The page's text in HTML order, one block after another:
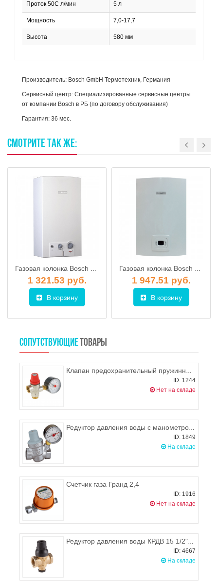
Проток 50С л/мин 5 л
Мощность 7,0-17,7
Высота 580 мм
Производитель: Bosch GmbH Термотехник, Германия
Сервисный центр: Специализированные сервисные центры
от компании Bosch в РБ (по договору обслуживания)
Гарантия: 36 мес.
СМОТРИТЕ ТАКЖЕ:
Газовая колонка Bosch Therm 4000 WR 13 B с розжигом от батареек
1 321.53 руб.
В корзину
Газовая колонка Bosch Therm 4000 WTD15 AME
1 947.51 руб.
В корзину
СОПУТСТВУЮЩИЕ ТОВАРЫ
Клапан предохранительный пружинный с манометром Profactor PF BS 577
ID: 1244
Нет на складе
Редуктор давления воды с манометром 1/2" г/г ProFactor PFPRV253G
ID: 1849
На складе
Счетчик газа Гранд 2,4
ID: 1916
Нет на складе
Редуктор давления воды КРДВ 15 1/2"г/г, Цветлит
ID: 4667
На складе